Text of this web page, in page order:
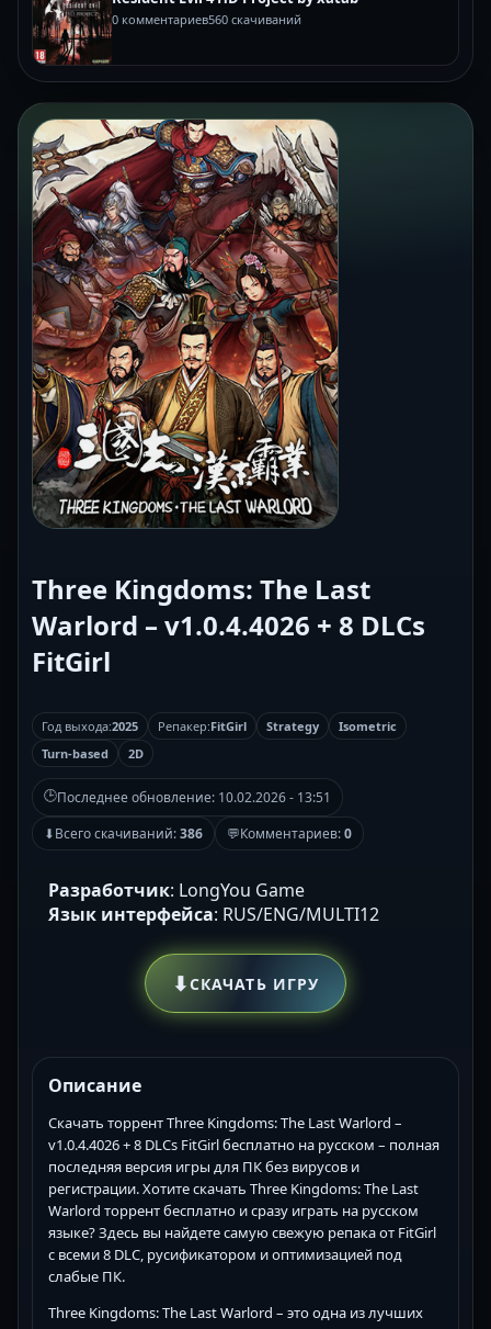
0 комментариев560 скачиваний
Three Kingdoms: The Last
Warlord – v1.0.4.4026 + 8 DLCs
FitGirl
Год выхода:2025 Репакер:FitGirl Strategy
Isometric
Turn-based
2D
🕒Последнее обновление: 10.02.2026 - 13:51
⬇Всего скачиваний:386 💬Комментариев:0
Разработчик: LongYou Game
Язык интерфейса: RUS/ENG/MULTI12
⬇СКАЧАТЬ ИГРУ
Описание
Скачать торрент Three Kingdoms: The Last Warlord –
v1.0.4.4026 + 8 DLCs FitGirl бесплатно на русском – полная
последняя версия игры для ПК без вирусов и
регистрации. Хотите скачать Three Kingdoms: The Last
Warlord торрент бесплатно и сразу играть на русском
языке? Здесь вы найдете самую свежую репака от FitGirl
с всеми 8 DLC, русификатором и оптимизацией под
слабые ПК.
Three Kingdoms: The Last Warlord – это одна из лучших